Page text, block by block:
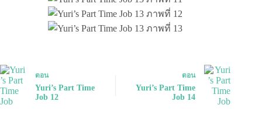
ตอน
Yuri’s Part Time
Job 12
ตอน
Yuri’s Part Time
Job 14